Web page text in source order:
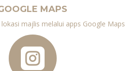
MAPS
majlis melalui apps Google Maps
